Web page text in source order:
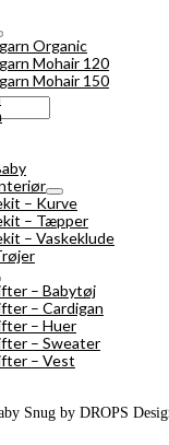
Organic
Mohair 120
Mohair 150
– Kurve
– Tæpper
– Vaskeklude
– Babytøj
– Cardigan
– Huer
– Sweater
– Vest
Snug by DROPS